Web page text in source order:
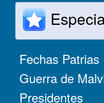
Fechas Patrias
Guerra de
Presidentes